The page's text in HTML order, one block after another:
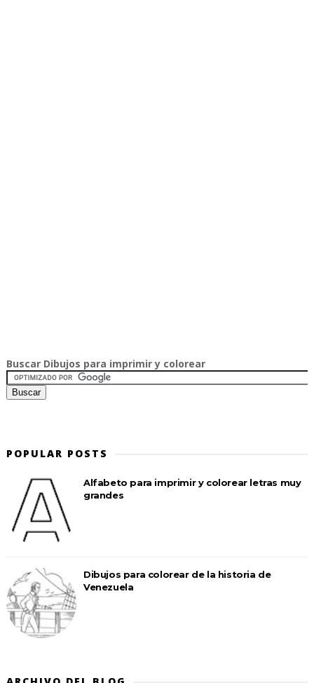
Buscar Dibujos para imprimir y colorear
POPULAR POSTS
Alfabeto para imprimir y colorear letras muy
grandes
Dibujos para colorear de la historia de
Venezuela